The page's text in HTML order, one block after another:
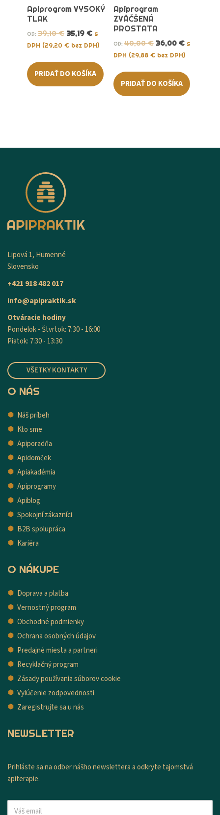
Apiprogram VYSOKÝ
TLAK
OD: 39,10€ 35,19 € s
DPH (29,20 € bez DPH)
PRIDAŤ DO KOŠÍKA
Apiprogram
ZVÄČŠENÁ
PROSTATA
OD:40,00€ 36,00 € s
DPH (29,88 €bez DPH)
PRIDAŤ DO KOŠÍKA
Lipová 1, Humenné
Slovensko
+421 918 482 017
info@apipraktik.sk
Otváracie hodiny
Pondelok - Štvrtok: 7:30 - 16:00
Piatok: 7:30 - 13:30
VŠETKY KONTAKTY
O NÁS
Náš príbeh
Kto sme
Apiporadňa
Apidomček
Apiakadémia
Apiprogramy
Apiblog
Spokojní zákazníci
B2B spolupráca
Kariéra
O NÁKUPE
Doprava a platba
Vernostný program
Obchodné podmienky
Ochrana osobných údajov
Predajné miesta a partneri
Recyklačný program
Zásady používania súborov cookie
Vylúčenie zodpovednosti
Zaregistrujte sa u nás
NEWSLETTER
Prihláste sa na odber nášho newslettera a odkryte tajomstvá
apiterapie.